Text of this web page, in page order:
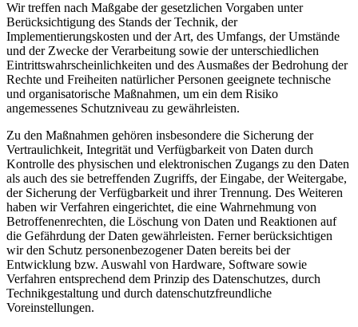
Wir treffen nach Maßgabe der gesetzlichen Vorgaben unter
Berücksichtigung des Stands der Technik, der
Implementierungskosten und der Art, des Umfangs, der Umstände
und der Zwecke der Verarbeitung sowie der unterschiedlichen
Eintrittswahrscheinlichkeiten und des Ausmaßes der Bedrohung der
Rechte und Freiheiten natürlicher Personen geeignete technische
und organisatorische Maßnahmen, um ein dem Risiko
angemessenes Schutzniveau zu gewährleisten.
Zu den Maßnahmen gehören insbesondere die Sicherung der
Vertraulichkeit, Integrität und Verfügbarkeit von Daten durch
Kontrolle des physischen und elektronischen Zugangs zu den Daten
als auch des sie betreffenden Zugriffs, der Eingabe, der Weitergabe,
der Sicherung der Verfügbarkeit und ihrer Trennung. Des Weiteren
haben wir Verfahren eingerichtet, die eine Wahrnehmung von
Betroffenenrechten, die Löschung von Daten und Reaktionen auf
die Gefährdung der Daten gewährleisten. Ferner berücksichtigen
wir den Schutz personenbezogener Daten bereits bei der
Entwicklung bzw. Auswahl von Hardware, Software sowie
Verfahren entsprechend dem Prinzip des Datenschutzes, durch
Technikgestaltung und durch datenschutzfreundliche
Voreinstellungen.